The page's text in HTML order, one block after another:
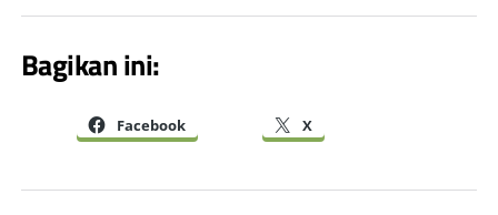
Bagikan ini:
Facebook X